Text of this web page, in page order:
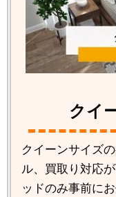
クイ
クイーンサイズ
ル、買取り対応
ッドのみ事前に